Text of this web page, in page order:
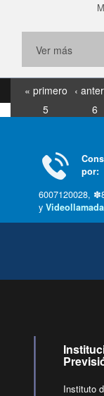
Ver más
« primero ‹
5
6
por:
6007120028,
y
Instituto